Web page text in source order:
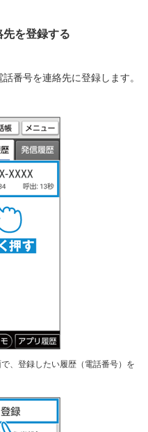
を登録する
番号を連絡先に登録します。
、登録したい履歴（電話番号）を